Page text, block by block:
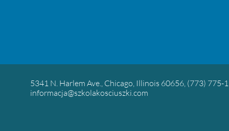
5341 N. Harlem Ave., Chicago, Illinois 60656, (773) 775-
informacja@szkolakosciuszki.com